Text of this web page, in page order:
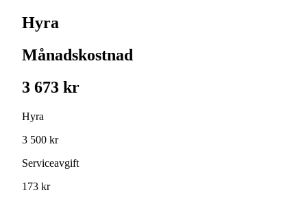
Hyra
Månadskostnad
3 673 kr
Hyra
3 500 kr
Serviceavgift
173 kr